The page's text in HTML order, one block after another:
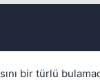
bir türlü